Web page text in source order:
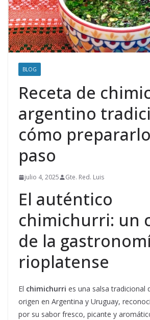
BLOG
Receta de
argentino
cómo
paso
julio 4, 2025 Gte. Red. Luis
El auténtico
chimichurri: un
de la
rioplatense
El chimichurri es una salsa tradicional
origen en Argentina y Uruguay,
por su sabor fresco, picante y